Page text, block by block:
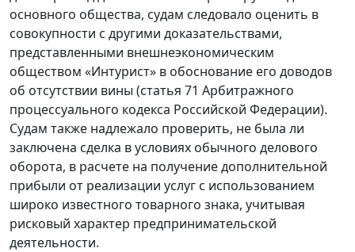
основного общества, судам следовало оценить в
совокупности с другими доказательствами,
представленными внешнеэкономическим
обществом «Интурист» в обоснование его доводов
об отсутствии вины (статья 71 Арбитражного
процессуального кодекса Российской Федерации).
Судам также надлежало проверить, не была ли
заключена сделка в условиях обычного делового
оборота, в расчете на получение дополнительной
прибыли от реализации услуг с использованием
широко известного товарного знака, учитывая
рисковый характер предпринимательской
деятельности.